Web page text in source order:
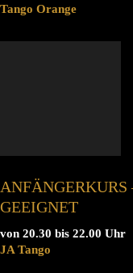
Tango Orange
GEEIGNET
von 20.30 bis 22.00 Uhr
JA Tango